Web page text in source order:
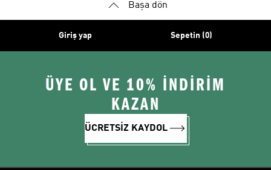
Başa dön
Giriş yap Sepetin (0)
ÜYE OL VE 10% İNDİRİM
KAZAN
ÜCRETSİZ KAYDOL